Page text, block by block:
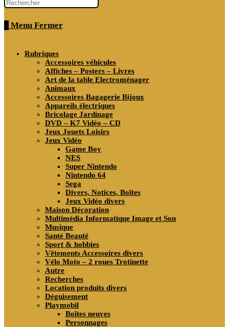
website
Menu Fermer
Rubriques
Accessoires véhicules
Affiches – Posters – Livres
Art de la table Electroménager
Animaux
Accessoires Bagagerie Bijoux
Appareils électriques
Bricolage Jardinage
DVD – K7 Vidéo – CD
Jeux Jouets Loisirs
Jeux Vidéo
Game Boy
NES
Super Nintendo
Nintendo 64
Sega
Divers, Notices, Boîtes
Jeux Vidéo divers
Maison Décoration
Multimédia Informatique Image et Son
Musique
Santé Beauté
Sport & hobbies
Vêtements Accessoires divers
Vélo Moto – 2 roues Trotinette
Autre
Recherches
Location produits divers
Déguisement
Playmobil
Boîtes neuves
Personnages